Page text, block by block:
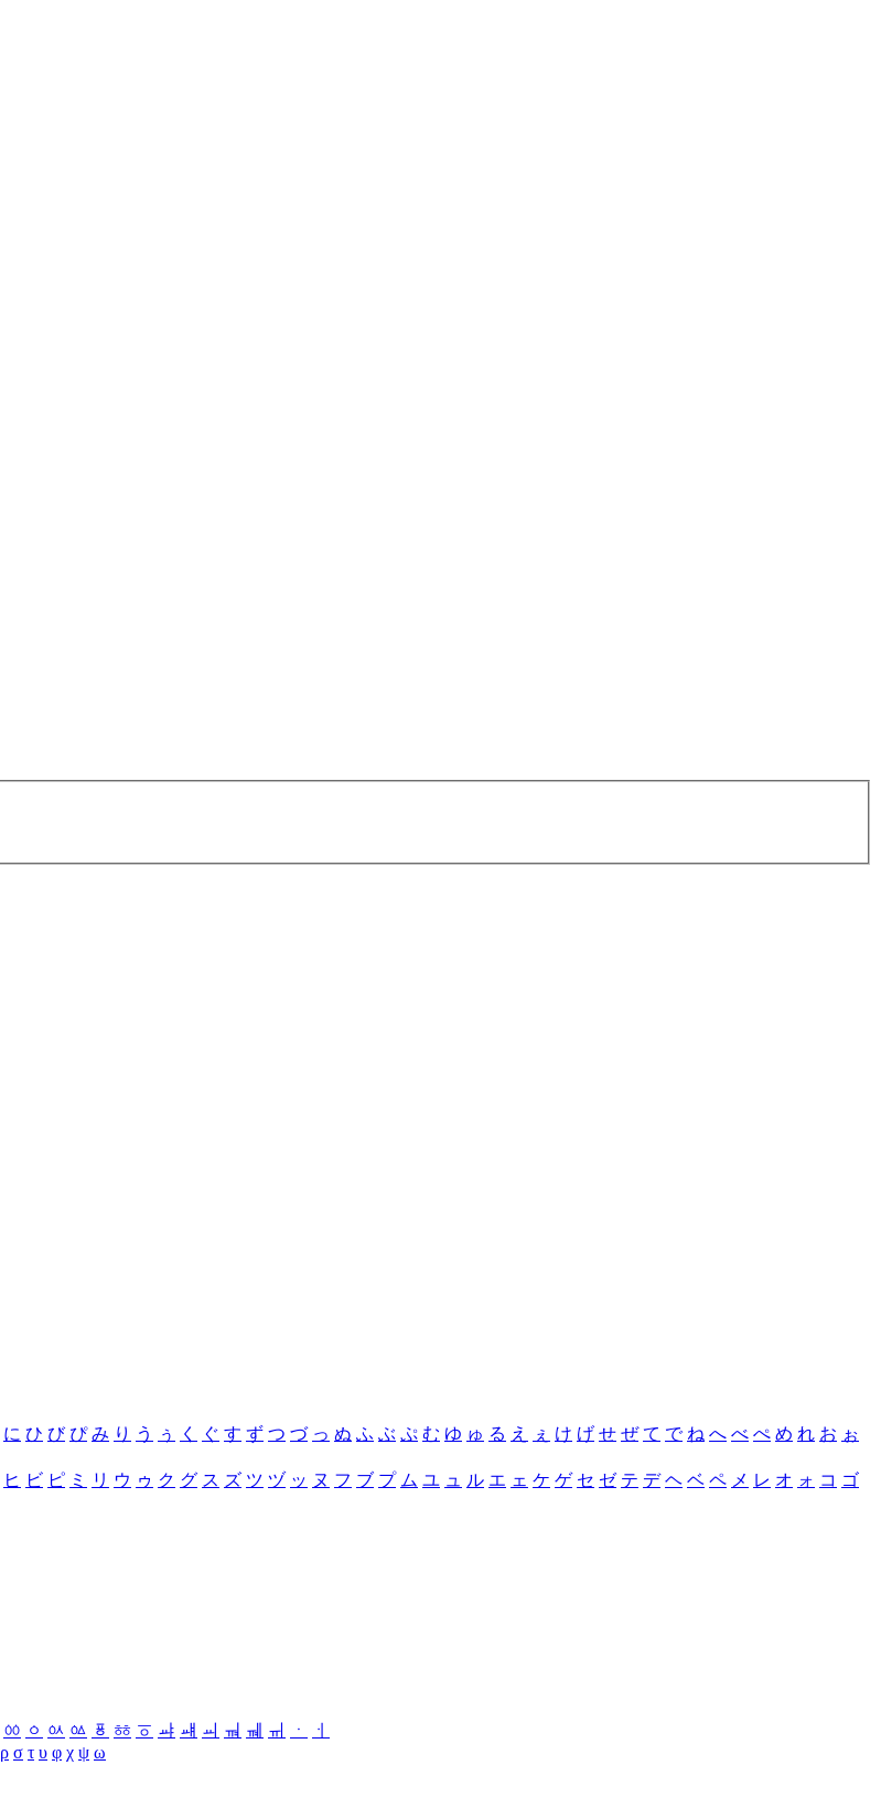
に ひ び ぴ み り う ぅ く ぐ す ず つ づ っ ぬ ふ ぶ ぷ む ゆ ゅ る え ぇ け げ せ ぜ て で ね へ べ ぺ め れ お ぉ
ヒ ビ ピ ミ リ ウ ゥ ク グ ス ズ ツ ヅ ッ ヌ フ ブ プ ム ユ ュ ル エ ェ ケ ゲ セ ゼ テ デ ヘ ベ ペ メ レ オ ォ コ ゴ
ㆀ ㆁ ㆂ ㆃ ㆄ ㆅ ㆆ ㆇ ㆈ ㆉ ㆊ ㆋ ㆌ ㆍ
ㆎ
ρ σ τ υ φ χ ψ ω